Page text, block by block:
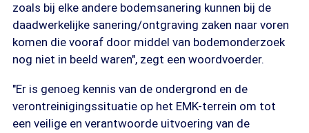
zoals bij elke andere bodemsanering kunnen bij de
daadwerkelijke sanering/ontgraving zaken naar voren
komen die vooraf door middel van bodemonderzoek
nog niet in beeld waren", zegt een woordvoerder.
"Er is genoeg kennis van de ondergrond en de
verontreinigingssituatie op het EMK-terrein om tot
een veilige en verantwoorde uitvoering van de